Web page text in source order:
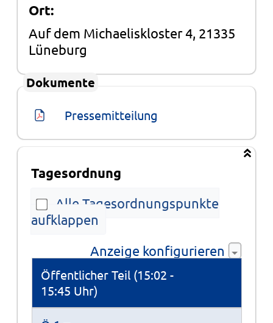
Ort:
Auf dem Michaeliskloster 4, 21335
Lüneburg
Dokumente
Pressemitteilung
Tagesordnung
Alle Tagesordnungspunkte
aufklappen
Anzeige konfigurieren
Tagesordnung
Öffentlicher Teil (15:02 -
15:45 Uhr)